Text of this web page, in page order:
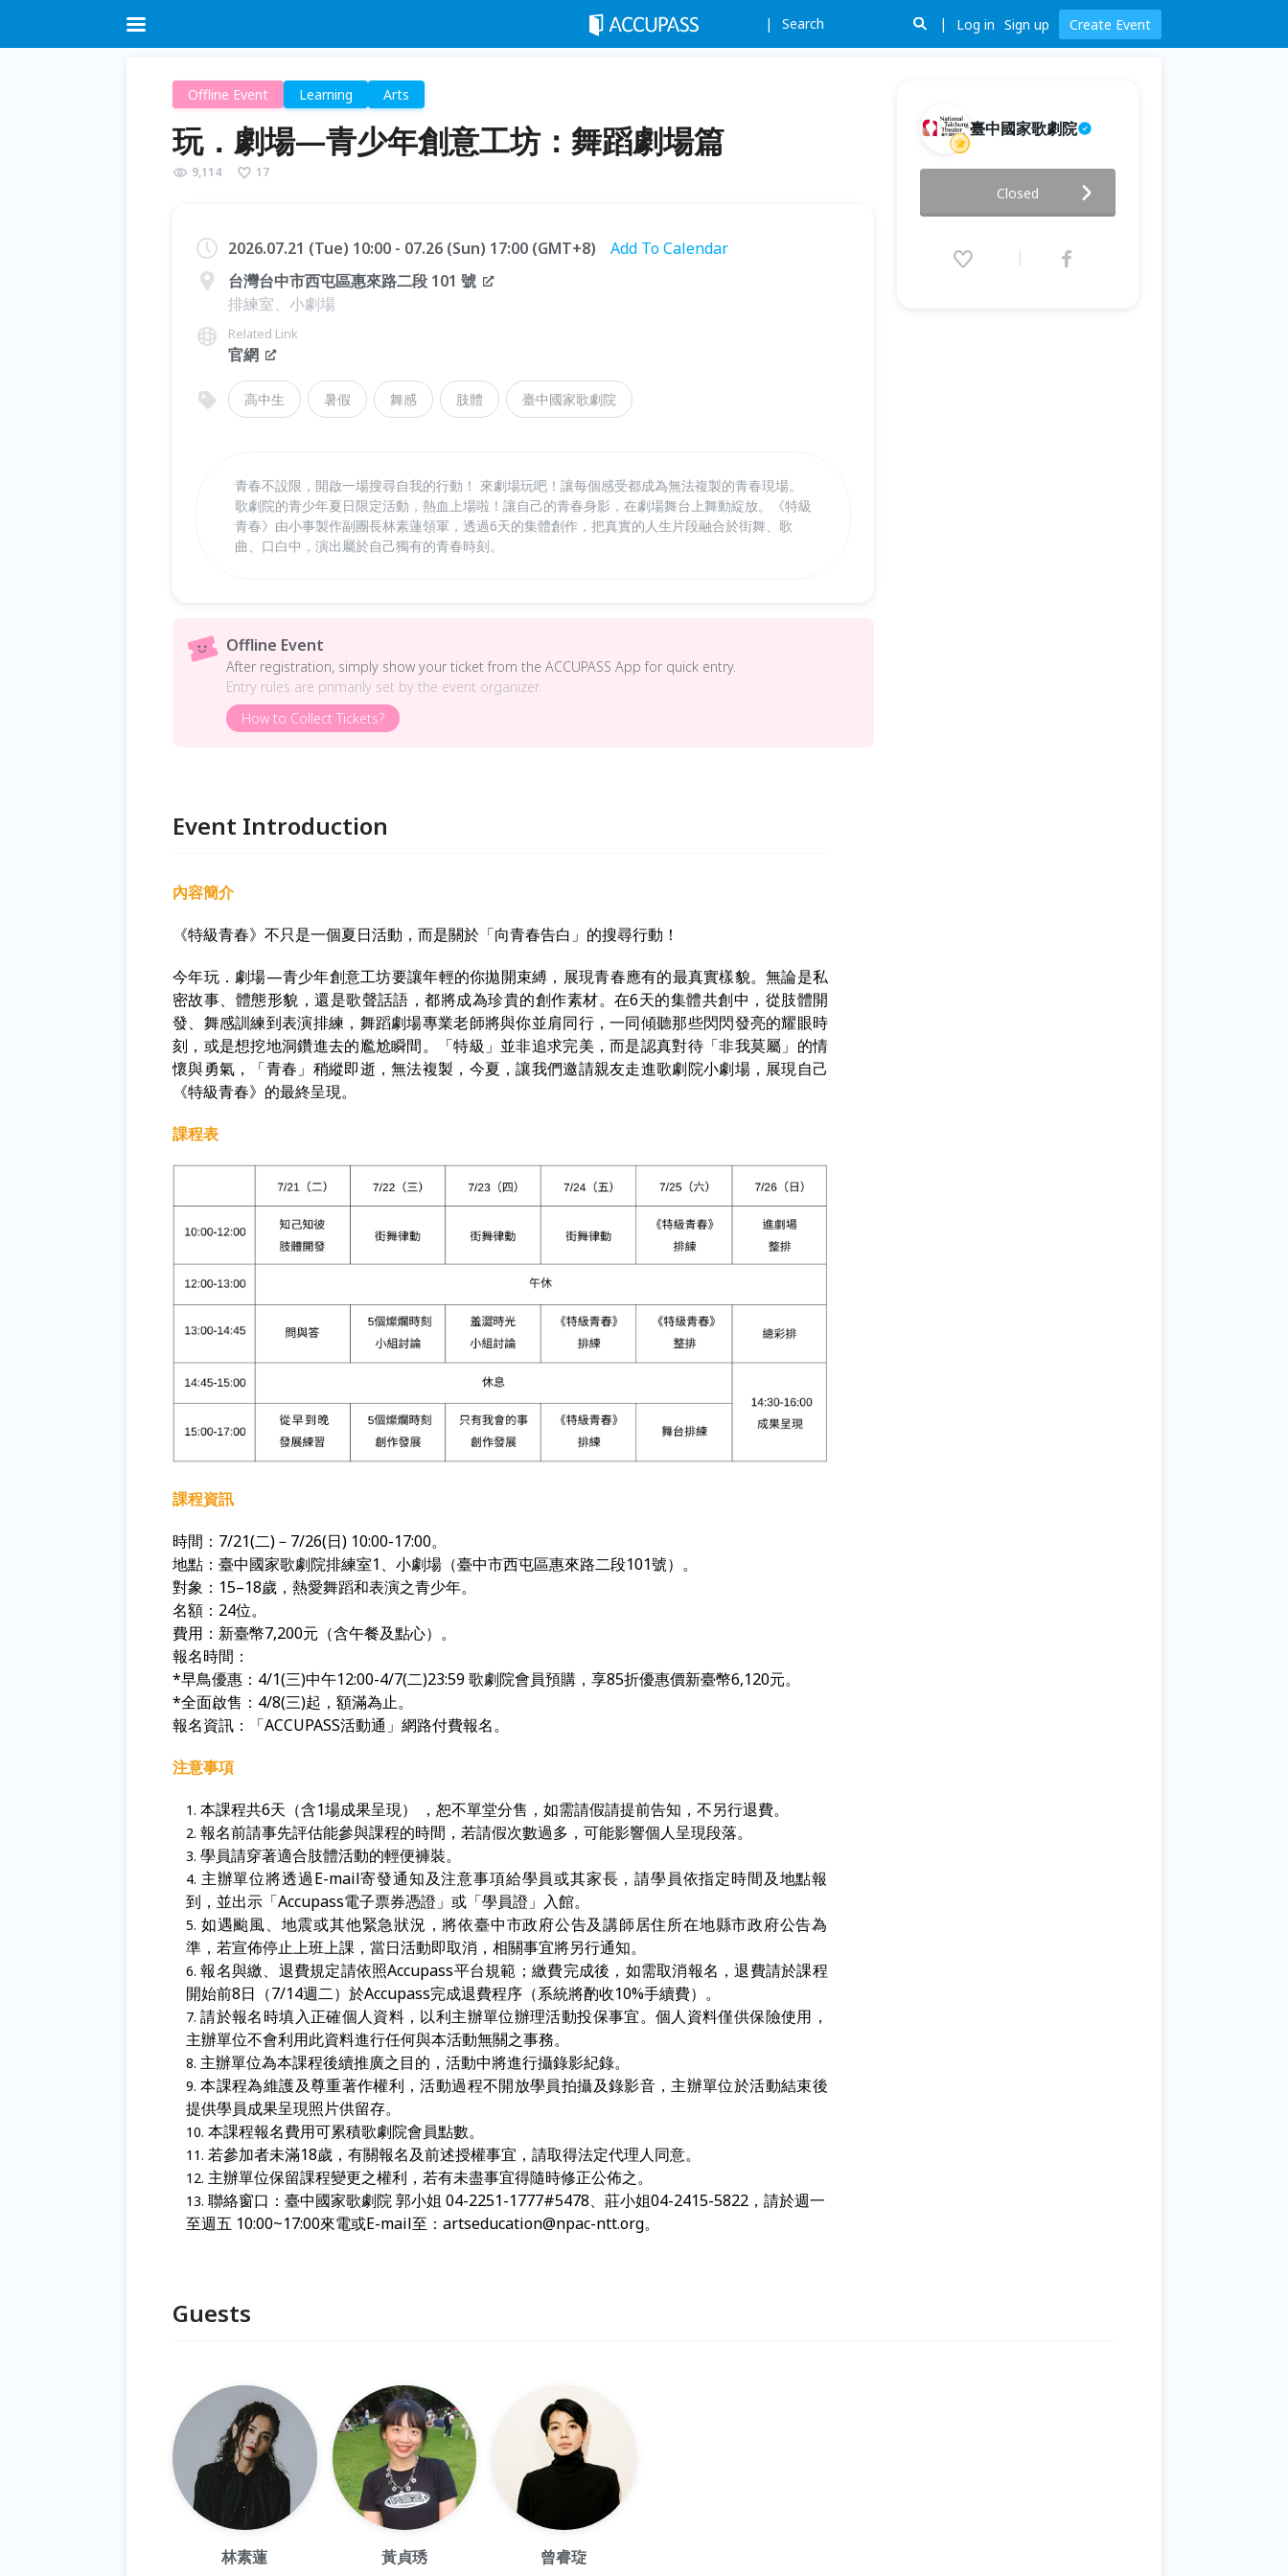
Search Log in Sign up Create Event
Offline Event Learning Arts
玩．劇場—青少年創意工坊：舞蹈劇場篇
9,114 17
2026.07.21 (Tue) 10:00 - 07.26 (Sun) 17:00 (GMT+8)
Add To Calendar
台灣台中市西屯區惠來路二段 101 號
排練室、小劇場
Related Link
官網
高中生 暑假 舞感 肢體 臺中國家歌劇院
青春不設限，開啟一場搜尋自我的行動！ 來劇場玩吧！讓每個感受都成為無法複製的青春現場。
歌劇院的青少年夏日限定活動，熱血上場啦！讓自己的青春身影，在劇場舞台上舞動綻放。《特級
青春》由小事製作副團長林素蓮領軍，透過6天的集體創作，把真實的人生片段融合於街舞、歌
曲、口白中，演出屬於自己獨有的青春時刻。
Offline Event
After registration, simply show your ticket from the ACCUPASS App for quick entry.
Entry rules are primarily set by the event organizer.
How to Collect Tickets?
Event Introduction
內容簡介
《特級青春》不只是一個夏日活動，而是關於「向青春告白」的搜尋行動！
今年玩．劇場—青少年創意工坊要讓年輕的你拋開束縛，展現青春應有的最真實樣貌。無論是私
密故事、體態形貌，還是歌聲話語，都將成為珍貴的創作素材。在6天的集體共創中，從肢體開
發、舞感訓練到表演排練，舞蹈劇場專業老師將與你並肩同行，一同傾聽那些閃閃發亮的耀眼時
刻，或是想挖地洞鑽進去的尷尬瞬間。「特級」並非追求完美，而是認真對待「非我莫屬」的情
懷與勇氣，「青春」稍縱即逝，無法複製，今夏，讓我們邀請親友走進歌劇院小劇場，展現自己
《特級青春》的最終呈現。
課程表
課程資訊
時間： 7/21(二)－ 7/26(日) 10:00-17:00。
地點：臺中國家歌劇院排練室1、小劇場（臺中市西屯區惠來路二段101號）。
對象： 15–18歲，熱愛舞蹈和表演之青少年。
名額： 24位。
費用：新臺幣7,200元（含午餐及點心）。
報名時間：
*早鳥優惠：4/1(三)中午12:00-4/7(二)23:59歌劇院會員預購， 享85折優惠價新臺幣6,120元。
*全面啟售：4/8(三)起 ，額滿為止。
報名資訊：「ACCUPASS活動通」網路付費報名。
注意事項
本課程共6天（含1場成果呈現） ，恕不單堂分售，如需請假請提前告知，不另行退費。
報名前請事先評估能參與課程的時間，若請假次數過多，可能影響個人呈現段落。
學員請穿著適合肢體活動的輕便褲裝。
主辦單位將透過E-mail寄發通知及注意事項給學員或其家長，請學員依指定時間及地點報
到，並出示「Accupass電子票券憑證」或「學員證」入館。
如遇颱風、地震或其他緊急狀況，將依臺中市政府公告及講師居住所在地縣市政府公告為
準，若宣佈停止上班上課，當日活動即取消，相關事宜將另行通知。
報名與繳、退費規定請依照Accupass平台規範；繳費完成後，如需取消報名，退費請於課程
開始前8日（7/14週二）於Accupass完成退費程序（系統將酌收10%手續費）。
請於報名時填入正確個人資料，以利主辦單位辦理活動投保事宜。個人資料僅供保險使用，
主辦單位不會利用此資料進行任何與本活動無關之事務。
主辦單位為本課程後續推廣之目的，活動中將進行攝錄影紀錄。
本課程為維護及尊重著作權利，活動過程不開放學員拍攝及錄影音，主辦單位於活動結束後
提供學員成果呈現照片供留存。
本課程報名費用可累積歌劇院會員點數。
若參加者未滿18歲，有關報名及前述授權事宜，請取得法定代理人同意。
主辦單位保留課程變更之權利，若有未盡事宜得隨時修正公佈之。
聯絡窗口：臺中國家歌劇院 郭小姐 04-2251-1777#5478、莊小姐04-2415-5822，請於週一
至週五 10:00~17:00來電或E-mail至： artseducation@npac-ntt.org。
臺中國家歌劇院
2026.07.21 (Tue) 10:00 - 07.26
Closed
Guests
林素蓮 黃貞琇 曾睿琁